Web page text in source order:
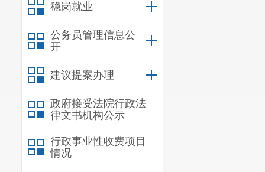
稳岗就业
公务员管理信息公
开
建议提案办理
政府接受法院行政法
律文书机构公示
行政事业性收费项目
情况